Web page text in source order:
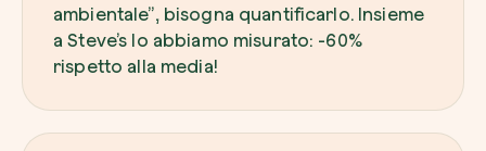
ambientale”, bisogna quantificarlo. Insieme
a Steve’s lo abbiamo misurato: -60%
rispetto alla media!